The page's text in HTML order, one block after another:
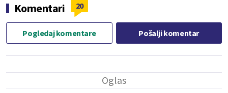
Komentari 20
Pogledaj komentare Pošalji komentar